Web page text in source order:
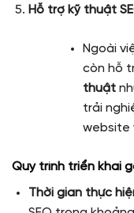
Hỗ trợ kỹ thuật
Ngoài
còn hỗ
thuật
trải
website
Quy trình triển khai
Thời gian thực